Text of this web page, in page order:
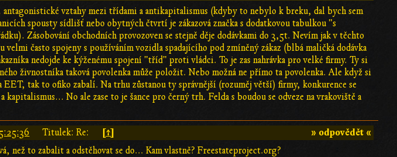
vztahy mezi třídami a antikapitalismus (kdyby to nebylo k breku, dal bych sem
spousty sídlišť nebo obytných čtvrtí je zákazová značka s dodatkovou tabulkou "s
Zásobování obchodních provozoven se stejně děje dodávkami do 3,5t. Nevím jak v těchto
často spojeny s používáním vozidla spadajícího pod zmíněný zákaz (blbá maličká dodávka
nedojde ke kýženému spojení "tříd" proti vládci. To je zas nahrávka pro velké firmy. Ty si
živnostníka taková povolenka může položit. Nebo možná ne přímo ta povolenka. Ale když si
tak to ofiko zabalí. Na trhu zůstanou ty správnější (rozuměj větší) firmy, konkurence se
No ale zase to je šance pro černý trh. Felda s boudou se odveze na vrakoviště a
» odpovědět «
Titulek: Re: [↑]
než to zabalit a odstěhovat se do... Kam vlastně? Freestateproject.org?